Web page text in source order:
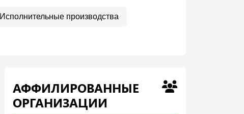
Исполнительные производства
АФФИЛИРОВАННЫЕ
ОРГАНИЗАЦИИ